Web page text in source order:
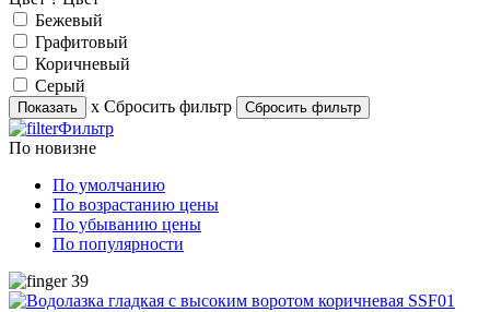
Бежевый
Графитовый
Коричневый
Серый
х Сбросить фильтр
Фильтр
По новизне
По умолчанию
По возрастанию цены
По убыванию цены
По популярности
39